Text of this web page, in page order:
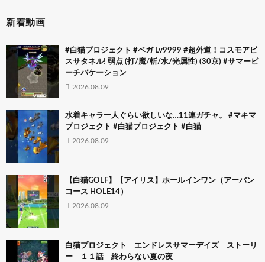
新着動画
#白猫プロジェクト #ベガ Lv9999 #超外道！コスモアビ
スサタネル! 弱点 (打/魔/斬/水/光属性) (30京) #サマービ
ーチバケーション
2026.08.09
水着キャラ一人ぐらい欲しいな…11連ガチャ。 #マキマ
プロジェクト #白猫プロジェクト #白猫
2026.08.09
【白猫GOLF】【アイリス】ホールインワン（アーバン
コース HOLE14）
2026.08.09
白猫プロジェクト エンドレスサマーデイズ ストーリ
ー １１話 終わらない夏の夜